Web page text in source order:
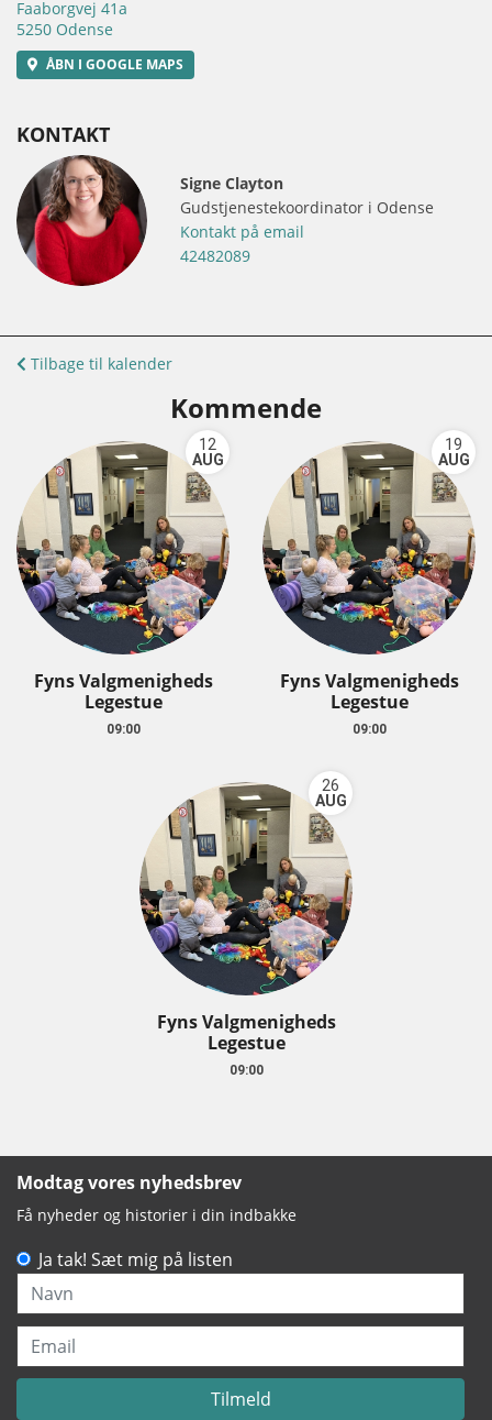
Faaborgvej 41a
5250 Odense
ÅBN I GOOGLE MAPS
KONTAKT
Signe Clayton
Gudstjenestekoordinator i Odense
Kontakt på email
42482089
Tilbage til kalender
Kommende
12
AUG
Fyns Valgmenigheds
Legestue
09:00
19
AUG
Fyns Valgmenigheds
Legestue
09:00
26
AUG
Fyns Valgmenigheds
Legestue
09:00
Modtag vores nyhedsbrev
Få nyheder og historier i din indbakke
Ja tak! Sæt mig på listen
Navn
Email
Tilmeld